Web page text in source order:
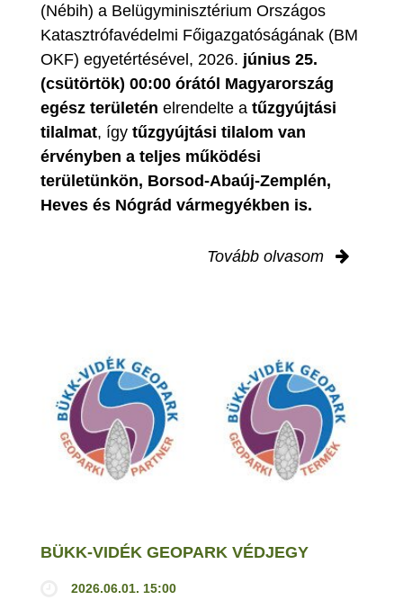
(Nébih) a Belügyminisztérium Országos
Katasztrófavédelmi Főigazgatóságának (BM
OKF) egyetértésével, 2026. június 25.
(csütörtök) 00:00 órától Magyarország
egész területén elrendelte a tűzgyújtási
tilalmat, így tűzgyújtási tilalom van
érvényben a teljes működési
területünkön, Borsod-Abaúj-Zemplén,
Heves és Nógrád vármegyékben is.
Tovább olvasom
BÜKK-VIDÉK GEOPARK VÉDJEGY
2026.06.01. 15:00